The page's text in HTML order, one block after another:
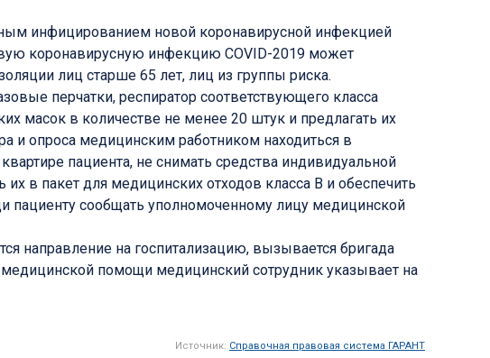
инфицированием новой коронавирусной инфекцией
коронавирусную инфекцию COVID-2019 может
лиц старше 65 лет, лиц из группы риска.
перчатки, респиратор соответствующего класса
масок в количестве не менее 20 штук и предлагать их
и опроса медицинским работником находиться в
пациента, не снимать средства индивидуальной
в пакет для медицинских отходов класса B и обеспечить
пациенту сообщать уполномоченному лицу медицинской
направление на госпитализацию, вызывается бригада
помощи медицинский сотрудник указывает на
Источник: Справочная правовая система ГАРАНТ